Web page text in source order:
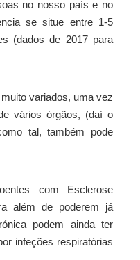
no nosso país e no
se situe entre 1-5
(dados de 2017 para
variados, uma vez
vários órgãos, (daí o
tal, também pode
com Esclerose
além de poderem já
podem ainda ter
infeções respiratórias